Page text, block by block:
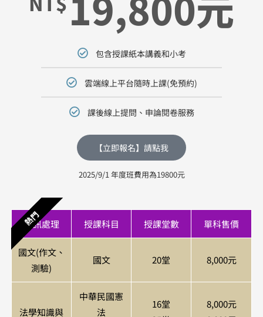
包含授課紙本講義和小考
雲端線上平台隨時上課(免預約)
課後線上提問、申論閱卷服務
【立即報名】請點我
2025/9/1 年度班費用為19800元
熱門
資訊處理 授課科目 授課堂數 單科售價
國文(作文、
測驗)
國文 20堂 8,000元
法學知識與
中華民國憲
法
16堂
8,000元